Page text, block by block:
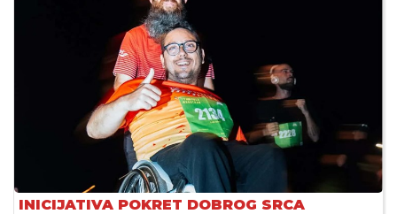
INICIJATIVA POKRET DOBROG SRCA